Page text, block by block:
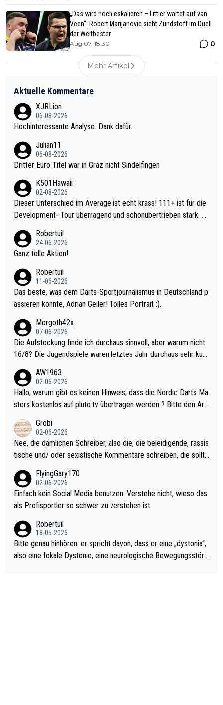
„Das wird noch eskalieren – Littler wartet auf van
Veen“: Robert Marijanovic sieht Zündstoff im Duell
der Weltbesten
Aug 07, 18:30 0
Mehr Artikel
Aktuelle Kommentare
XJRLion
06-08-2026
Hochinteressante Analyse. Dank dafür.
Julian11
06-08-2026
Dritter Euro Titel war in Graz nicht Sindelfingen
K501Hawaii
02-08-2026
Dieser Unterschied im Average ist echt krass! 111+ ist für die
Development- Tour überragend und schonübertrieben stark. U
mal 40+ erst recht. Da gewinnst keinen Blumentopf - ist ja noc
h krasser wie ein Pokalspiel eines Kreisligisten vs einem Bund
Robertuil
24-06-2026
Ganz tolle Aktion!
Robertuil
11-06-2026
Das beste, was dem Darts-Sportjournalismus in Deutschland p
assieren konnte, Adrian Geiler! Tolles Portrait :).
Morgoth42x
07-06-2026
Die Aufstockung finde ich durchaus sinnvoll, aber warum nicht
16/8? Die Jugendspiele waren letztes Jahr durchaus sehr kurz
Allerdings ist Mitchell Lawrie als Nummer 1 der Welt eh qualifi
ziert. Somit ändert die automatische Qualifikation des Weltmei
sters erstmal nichts. Ich denke sie wollen damit für nächstes J
ohl wenig WDF Turniere spielen. Dies war bei Archie Self letzt
es Jahr der Fall. Er musste als amtierender Weltmeister durch
den Qualifier und ich glaube kaum, dass Mitchel sich das (in Ve
gas) antun würde, wenn er doch eigentlich die PDC-WM als Zi
el hat.
AW1963
02-06-2026
Hallo, warum gibt es keinen Hinweis, dass die Nordic Darts Ma
sters kostenlos auf pluto.tv übertragen werden ? Bitte den Arti
Grobi
02-06-2026
Nee, die dämlichen Schreiber, also die, die beleidigende, rassis
tische und/ oder sexistische Kommentare schreiben, die sollte
s Leben in den Griff kriegen. Nur eins wundert mich: Luke Little
r war doch neulich erst derjenige, der über Social Media GvV p
rovoziert hat. Und Littlers Mutter schießt öfters mal gegen Ric
FlyingGary170
02-06-2026
Einfach kein Social Media benutzen. Verstehe nicht, wieso das
als Profisportler so schwer zu verstehen ist
Robertuil
18-05-2026
Bitte genau hinhören: er spricht davon, dass er eine „dystonia“,
also eine fokale Dystonie, eine neurologische Bewegungsstöru